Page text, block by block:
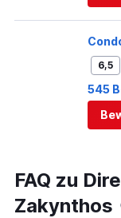
6,5
545
FAQ zu
Zakynthos